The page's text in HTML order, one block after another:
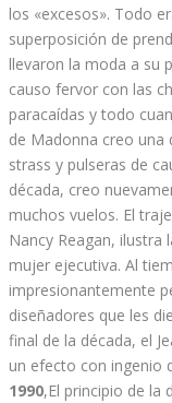
los «excesos». Todo
superposición de
llevaron la moda a su
causo fervor con las
paracaídas y todo
de Madonna creo una
strass y pulseras de
década, creo
muchos vuelos. El
Nancy Reagan, ilustra
mujer ejecutiva. Al
impresionantemente
diseñadores que les
final de la década, el
un efecto con ingenio
1990,El principio de la